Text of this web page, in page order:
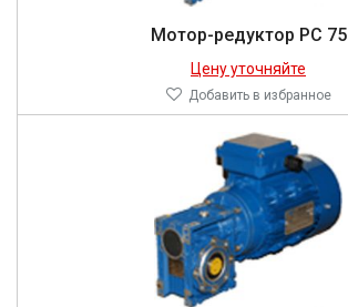
Мотор-редуктор PC 75
Цену уточняйте
Добавить в избранное